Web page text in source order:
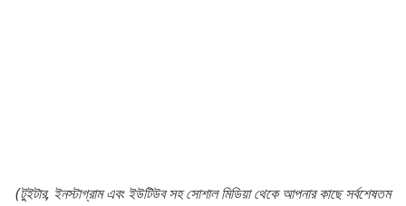
(টুইটার, ইনস্টাগ্রাম এবং ইউটিউব সহ সোশাল মিডিয়া থেকে আপনার কাছে সর্বশেষতম